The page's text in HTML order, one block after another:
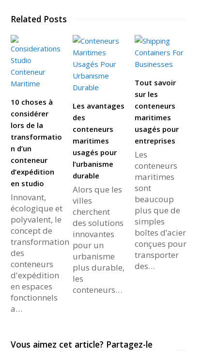
Related Posts
10 choses à
considérer
lors de la
transformatio
n d’un
conteneur
d’expédition
en studio
Innovant,
écologique et
polyvalent, le
concept de
transformation
des
conteneurs
d'expédition
en espaces
fonctionnels
a…
Les avantages
des
conteneurs
maritimes
usagés pour
l’urbanisme
durable
Alors que les
villes
cherchent
des solutions
innovantes
pour un
urbanisme
plus durable,
les
conteneurs…
Tout savoir
sur les
conteneurs
maritimes
usagés pour
entreprises
Les
conteneurs
maritimes
sont
beaucoup
plus que de
simples
boîtes d’acier
conçues pour
transporter
des…
Vous aimez cet article? Partagez-le